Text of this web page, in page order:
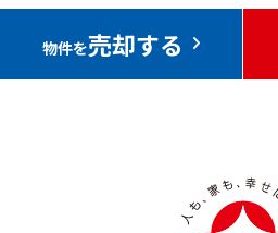
物件を売却する